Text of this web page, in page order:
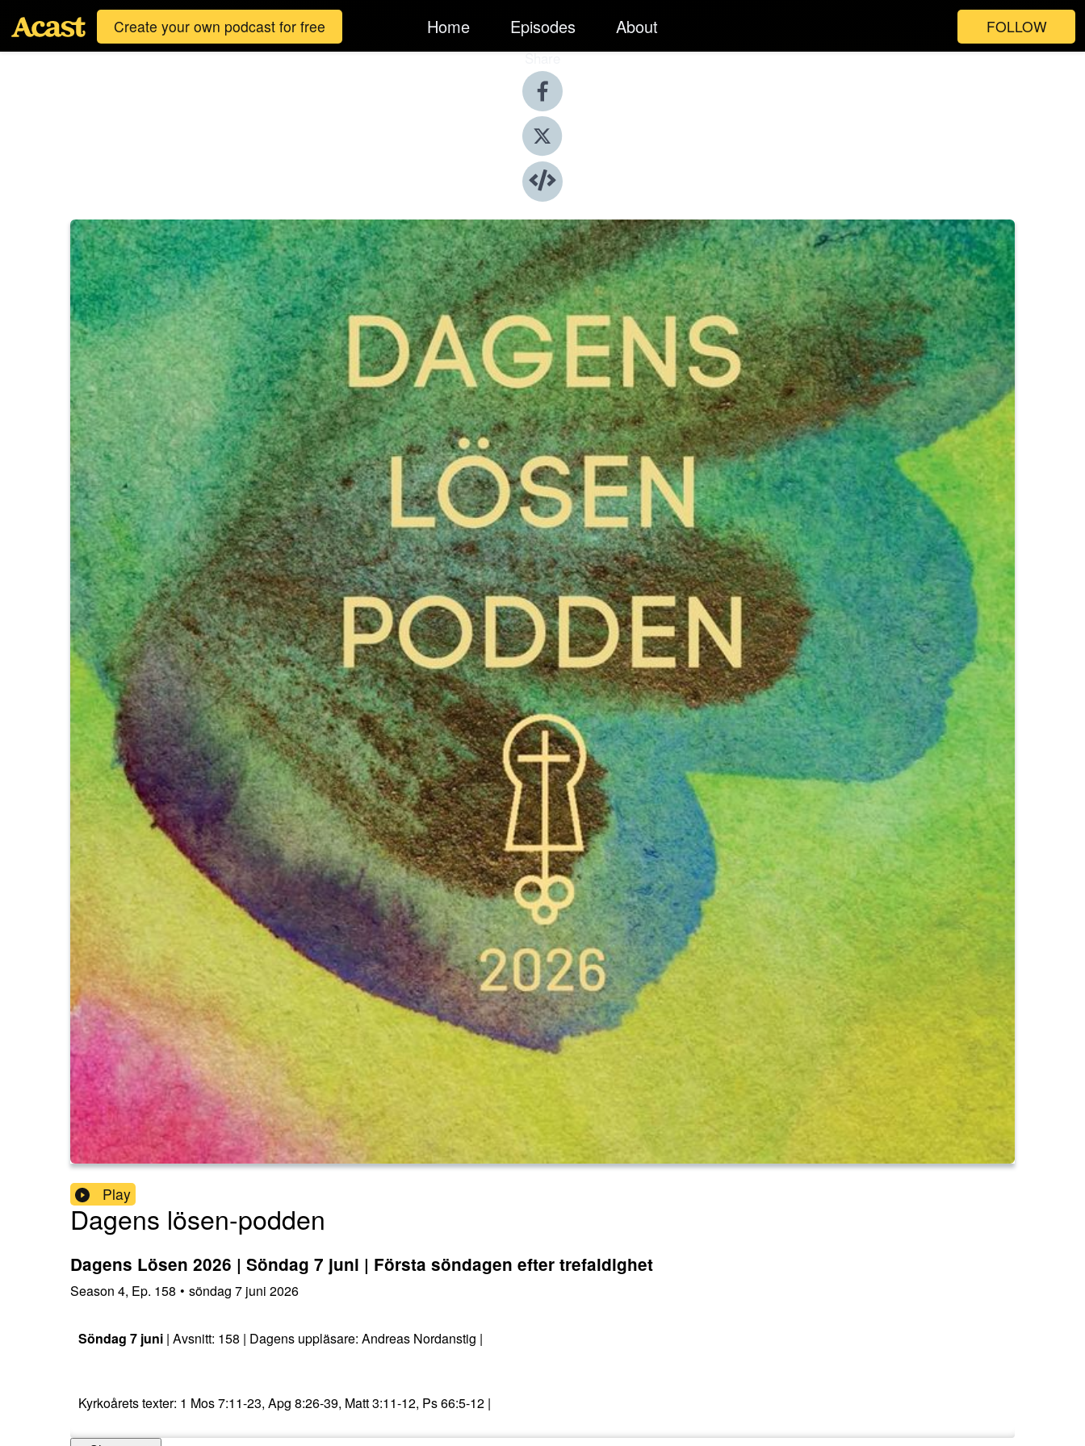
Create your own podcast for free Home Episodes About FOLLOW
Share
Play
Dagens lösen-podden
Dagens Lösen 2026 | Söndag 7 juni | Första söndagen efter trefaldighet
Season 4, Ep. 158 • söndag 7 juni 2026
Söndag 7 juni | Avsnitt: 158 | Dagens uppläsare: Andreas Nordanstig |
Kyrkoårets texter: 1 Mos 7:11-23, Apg 8:26-39, Matt 3:11-12, Ps 66:5-12 |